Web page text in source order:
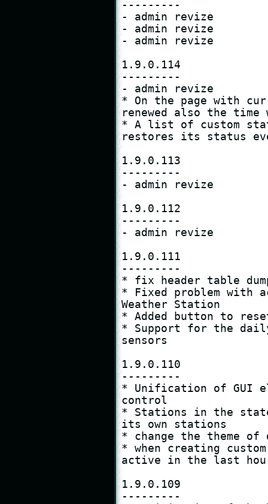
---------
- admin revize
- admin revize
- admin revize
1.9.0.114
---------
- admin revize
* On the page with
renewed also the
* A list of custom
restores its status
1.9.0.113
---------
- admin revize
1.9.0.112
---------
- admin revize
1.9.0.111
---------
* fix header table
* Fixed problem with
Weather Station
* Added button to
* Support for the
sensors
1.9.0.110
---------
* Unification of GUI
control
* Stations in the
its own stations
* change the theme of
* when creating
active in the last
1.9.0.109
---------